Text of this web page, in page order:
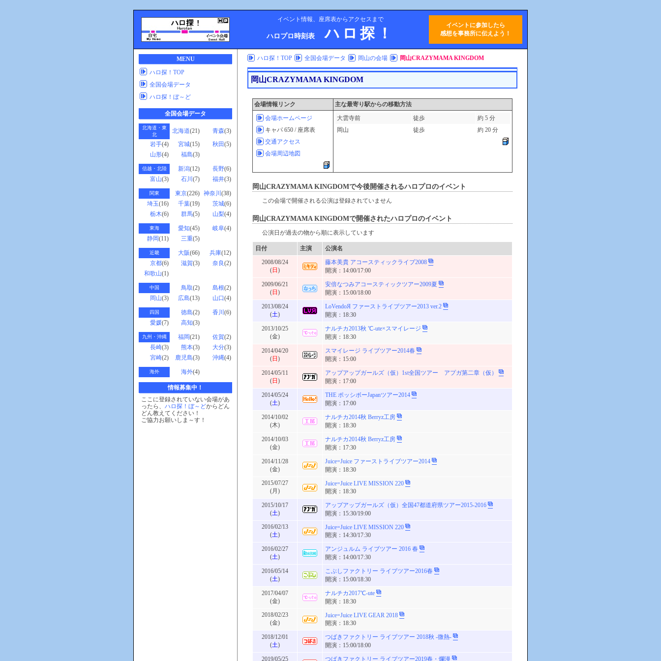
イベント情報、座席表からアクセスまで
ハロプロ時刻表 ハロ探！
イベントに参加したら
感想を事務所に伝えよう！
MENU
ハロ探！TOP
全国会場データ
ハロ探！ぼ～ど
全国会場データ
北海道・東
北
北海道(21) 青森(3)
岩手(4) 宮城(15) 秋田(5)
山形(4) 福島(3)
信越・北陸 新潟(12) 長野(6)
富山(3) 石川 (7) 福井(3)
関東 東京(226) 神奈川 (38)
埼玉(16) 千葉(19) 茨城(6)
栃木(6) 群馬(5) 山梨(4)
東海 愛知(45) 岐阜(4)
静岡(11) 三重(5)
近畿 大阪(66) 兵庫(12)
京都(6) 滋賀(3) 奈良(2)
和歌山(1)
中国 鳥取(2) 島根(2)
岡山(3) 広島(13) 山口(4)
四国 徳島(2) 香川 (6)
愛媛(7) 高知(3)
九州・沖縄 福岡(21) 佐賀(2)
長崎(3) 熊本(3) 大分(3)
宮崎(2) 鹿児島(3) 沖縄(4)
海外 海外(4)
情報募集中！
ここに登録されていない会場があ
ったら、 ハロ探！ぼ～どからどん
どん教えてください！
ご協力お願いしま～す！
ハロ探！TOP 全国会場データ 岡山の会場 岡山CRAZYMAMA KINGDOM
岡山CRAZYMAMA KINGDOM
会場情報リンク
主な最寄り駅からの移動方法
会場ホームページ
キャパ 650 / 座席表
交通アクセス
会場周辺地図
大雲寺前 徒歩
約 5 分
岡山
徒歩 約 20 分
岡山CRAZYMAMA KINGDOMで今後開催されるハロプロのイベント
この会場で開催される公演は登録されていません
岡山CRAZYMAMA KINGDOMで開催されたハロプロのイベント
公演日が過去の物から順に表示しています
日付 主演
公演名
2008/08/24
(日 )
藤本美貴 アコースティックライブ2008
開演：14:00/17:00
2009/06/21
(日 )
安倍なつみアコースティックツアー2009夏
開演：15:00/18:00
2013/08/24
(土)
LoVendoЯ ファーストライブツアー2013 ver.2
開演：18:30
2013/10/25
(金)
ナルチカ2013秋 ℃-ute×スマイレージ
開演：18:30
2014/04/20
(日 )
スマイレージ ライブツアー2014春
開演：15:00
2014/05/11
(日 )
アップアップガールズ（仮）1st全国ツアー アプガ第二章（仮）
開演：17:00
2014/05/24
(土)
THE ポッシボーJapanツアー2014
開演：17:00
2014/10/02
(木)
ナルチカ2014秋 Berryz工房
開演：18:30
2014/10/03
(金)
ナルチカ2014秋 Berryz工房
開演：17:30
2014/11/28
(金)
Juice=Juice ファーストライブツアー2014
開演：18:30
2015/07/27
(月)
Juice=Juice LIVE MISSION 220
開演：18:30
2015/10/17
(土)
アップアップガールズ（仮）全国47都道府県ツアー2015-2016
開演：15:30/19:00
2016/02/13
(土)
Juice=Juice LIVE MISSION 220
開演：14:30/17:30
2016/02/27
(土)
アンジュルム ライブツアー 2016 春
開演：14:00/17:30
2016/05/14
(土)
こぶしファクトリー ライブツアー2016春
開演：15:00/18:30
2017/04/07
(金)
ナルチカ2017℃-ute
開演：18:30
2018/02/23
(金)
Juice=Juice LIVE GEAR 2018
開演：18:30
2018/12/01
(土)
つばきファクトリー ライブツアー 2018秋 -微熱-
開演：15:00/18:00
2019/05/25
つばきファクトリー ライブツアー2019春・爛漫